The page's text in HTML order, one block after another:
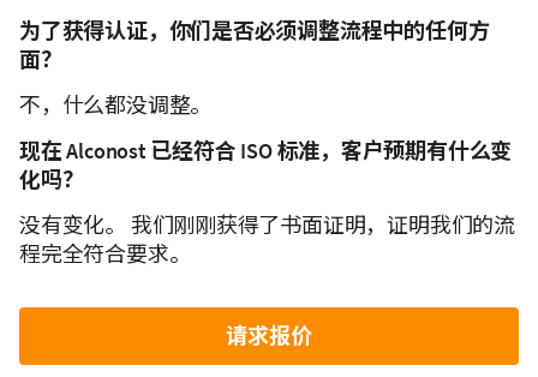
为了获得认证，你们是否必须调整流程中的任何方
面？
不，什么都没调整。
现在 Alconost 已经符合 ISO 标准，客户预期有什么变
化吗？
没有变化。 我们刚刚获得了书面证明，证明我们的流
程完全符合要求。
请求报价